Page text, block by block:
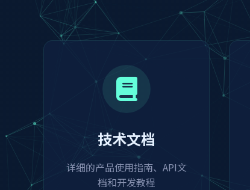
技术文档
详细的产品使用指南、API文
档和开发教程